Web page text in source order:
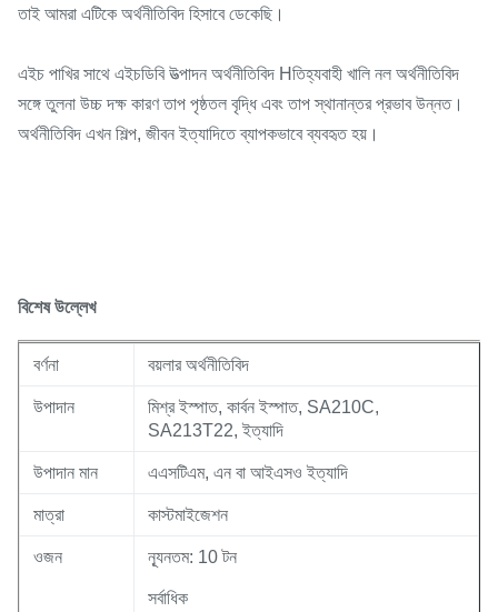
তাই আমরা এটিকে অর্থনীতিবিদ হিসাবে ডেকেছি।
এইচ পাখির সাথে এইচডিবি উত্পাদন অর্থনীতিবিদ Hতিহ্যবাহী খালি নল অর্থনীতিবিদ
সঙ্গে তুলনা উচ্চ দক্ষ কারণ তাপ পৃষ্ঠতল বৃদ্ধি এবং তাপ স্থানান্তর প্রভাব উন্নত।
অর্থনীতিবিদ এখন শিল্প, জীবন ইত্যাদিতে ব্যাপকভাবে ব্যবহৃত হয়।
বিশেষ উল্লেখ
বর্ণনা বয়লার অর্থনীতিবিদ
উপাদান
মিশ্র ইস্পাত, কার্বন ইস্পাত, SA210C,
SA213T22, ইত্যাদি
উপাদান মান এএসটিএম, এন বা আইএসও ইত্যাদি
মাত্রা কাস্টমাইজেশন
ওজন ন্যূনতম: 10 টন
সর্বাধিক